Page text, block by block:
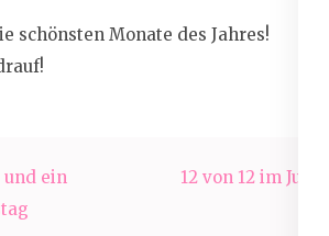
schönsten Monate des Jahres!
und ein
12 von 12 im Juni